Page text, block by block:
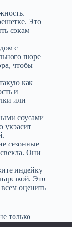
Это
сокам
с
пюре
чтобы
как
и
или
соусами
украсит
сезонные
Они
индейку
Это
оценить
только